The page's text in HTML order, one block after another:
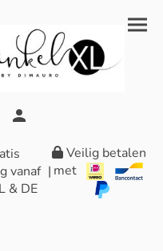
vanaf
& DE
|
Veilig betalen
met